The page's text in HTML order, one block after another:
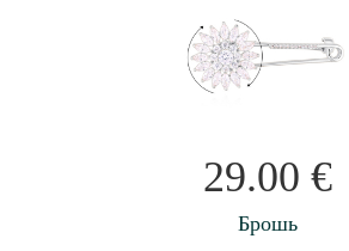
29.00 €
Брошь